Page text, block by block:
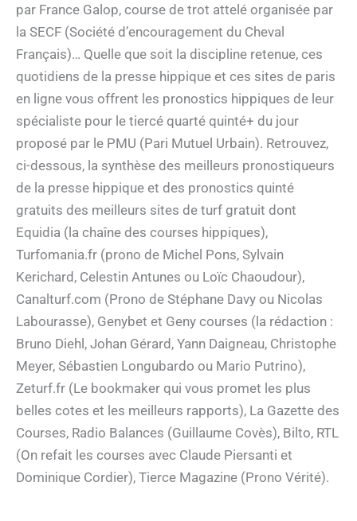
par France Galop, course de trot attelé organisée par
la SECF (Société d’encouragement du Cheval
Français)… Quelle que soit la discipline retenue, ces
quotidiens de la presse hippique et ces sites de paris
en ligne vous offrent les pronostics hippiques de leur
spécialiste pour le tiercé quarté quinté+ du jour
proposé par le PMU (Pari Mutuel Urbain). Retrouvez,
ci-dessous, la synthèse des meilleurs pronostiqueurs
de la presse hippique et des pronostics quinté
gratuits des meilleurs sites de turf gratuit dont
Equidia (la chaîne des courses hippiques),
Turfomania.fr (prono de Michel Pons, Sylvain
Kerichard, Celestin Antunes ou Loïc Chaoudour),
Canalturf.com (Prono de Stéphane Davy ou Nicolas
Labourasse), Genybet et Geny courses (la rédaction :
Bruno Diehl, Johan Gérard, Yann Daigneau, Christophe
Meyer, Sébastien Longubardo ou Mario Putrino),
Zeturf.fr (Le bookmaker qui vous promet les plus
belles cotes et les meilleurs rapports), La Gazette des
Courses, Radio Balances (Guillaume Covès), Bilto, RTL
(On refait les courses avec Claude Piersanti et
Dominique Cordier), Tierce Magazine (Prono Vérité).